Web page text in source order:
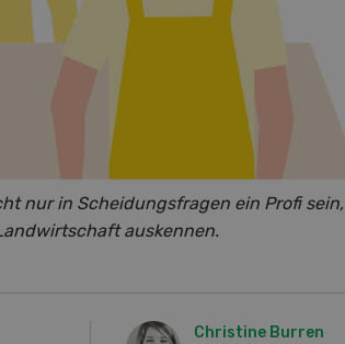
nur in Scheidungsfragen ein Profi sein,
auskennen.
Christine Burren